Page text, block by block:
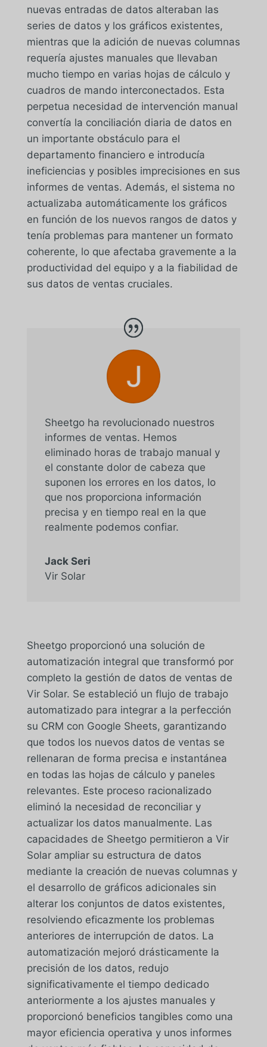
nuevas entradas de datos alteraban las
series de datos y los gráficos existentes,
mientras que la adición de nuevas columnas
requería ajustes manuales que llevaban
mucho tiempo en varias hojas de cálculo y
cuadros de mando interconectados. Esta
perpetua necesidad de intervención manual
convertía la conciliación diaria de datos en
un importante obstáculo para el
departamento financiero e introducía
ineficiencias y posibles imprecisiones en sus
informes de ventas. Además, el sistema no
actualizaba automáticamente los gráficos
en función de los nuevos rangos de datos y
tenía problemas para mantener un formato
coherente, lo que afectaba gravemente a la
productividad del equipo y a la fiabilidad de
sus datos de ventas cruciales.
Sheetgo ha revolucionado nuestros
informes de ventas. Hemos
eliminado horas de trabajo manual y
el constante dolor de cabeza que
suponen los errores en los datos, lo
que nos proporciona información
precisa y en tiempo real en la que
realmente podemos confiar.
Jack Seri
Vir Solar
Sheetgo proporcionó una solución de
automatización integral que transformó por
completo la gestión de datos de ventas de
Vir Solar. Se estableció un flujo de trabajo
automatizado para integrar a la perfección
su CRM con Google Sheets, garantizando
que todos los nuevos datos de ventas se
rellenaran de forma precisa e instantánea
en todas las hojas de cálculo y paneles
relevantes. Este proceso racionalizado
eliminó la necesidad de reconciliar y
actualizar los datos manualmente. Las
capacidades de Sheetgo permitieron a Vir
Solar ampliar su estructura de datos
mediante la creación de nuevas columnas y
el desarrollo de gráficos adicionales sin
alterar los conjuntos de datos existentes,
resolviendo eficazmente los problemas
anteriores de interrupción de datos. La
automatización mejoró drásticamente la
precisión de los datos, redujo
significativamente el tiempo dedicado
anteriormente a los ajustes manuales y
proporcionó beneficios tangibles como una
mayor eficiencia operativa y unos informes